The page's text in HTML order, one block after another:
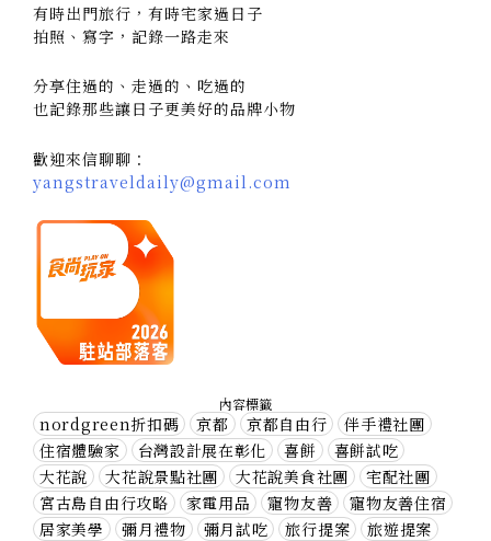
有時出門旅行，有時宅家過日子
拍照、寫字，記錄一路走來
分享住過的、走過的、吃過的
也記錄那些讓日子更美好的品牌小物
歡迎來信聊聊：
yangstraveldaily@gmail.com
內容標籤
nordgreen折扣碼 京都 京都自由行
伴手禮社團
住宿體驗家
台灣設計展在彰化 喜餅
喜餅試吃
大花說
大花說景點社團 大花說美食社團
宅配社團
宮古島自由行攻略
家電用品 寵物友善
寵物友善住宿
居家美學
彌月禮物 彌月試吃 旅行提案
旅遊提案